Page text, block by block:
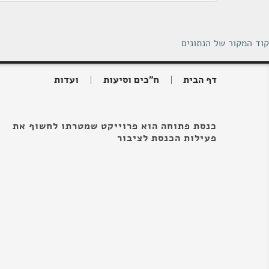
קוד המקור של הנתונים
דף הבית ח"כים וסיעות ועדות
כנסת פתוחה הוא פרוייקט שמטרתו לחשוף את
פעילות הכנסת לציבור